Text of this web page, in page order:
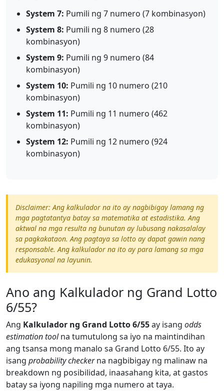
System 7: Pumili ng 7 numero (7 kombinasyon)
System 8: Pumili ng 8 numero (28
kombinasyon)
System 9: Pumili ng 9 numero (84
kombinasyon)
System 10: Pumili ng 10 numero (210
kombinasyon)
System 11: Pumili ng 11 numero (462
kombinasyon)
System 12: Pumili ng 12 numero (924
kombinasyon)
Disclaimer: Ang kalkulador na ito ay nagbibigay lamang ng
mga pagtatantya batay sa matematika at estadistika. Ang
aktwal na mga resulta ng bunutan ay lubusang nakasalalay
sa pagkakataon. Ang pagtaya sa lotto ay dapat gawin nang
responsable. Ang kalkulador na ito ay para lamang sa mga
edukasyonal na layunin.
Ano ang Kalkulador ng Grand Lotto
6/55?
Ang Kalkulador ng Grand Lotto 6/55ay isang odds
estimation toolna tumutulong sa iyo na maintindihan
ang tsansa mong manalo sa Grand Lotto 6/55. Ito ay
isang probability checkerna nagbibigay ng malinaw na
breakdown ng posibilidad, inaasahang kita, at gastos
batay sa iyong napiling mga numero at taya.